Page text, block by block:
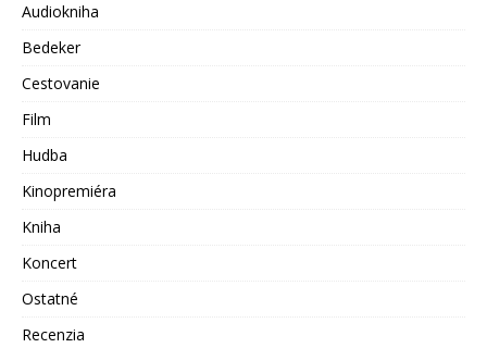
Audiokniha
Bedeker
Cestovanie
Film
Hudba
Kinopremiéra
Kniha
Koncert
Ostatné
Recenzia